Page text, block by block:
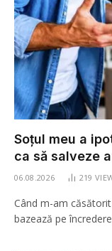
Soțul meu a
ca să salveze
știe că în
plan.
06.08.2026 219
Când m-am
bazează pe